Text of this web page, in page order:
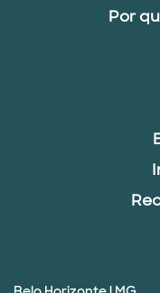
Por